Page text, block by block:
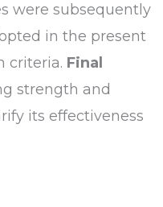
were subsequently
in the present
criteria. Final
strength and
its effectiveness